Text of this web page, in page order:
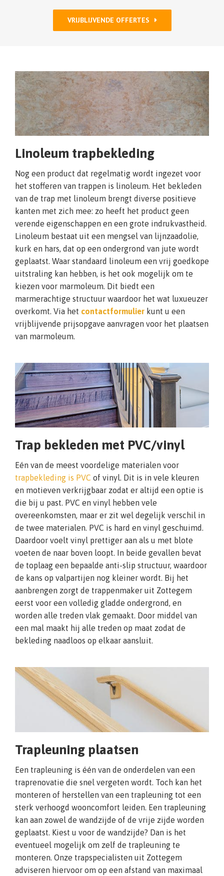
VRIJBLIJVENDE OFFERTES
Linoleum trapbekleding
Nog een product dat regelmatig wordt ingezet voor
het stofferen van trappen is linoleum. Het bekleden
van de trap met linoleum brengt diverse positieve
kanten met zich mee: zo heeft het product geen
verende eigenschappen en een grote indrukvastheid.
Linoleum bestaat uit een mengsel van lijnzaadolie,
kurk en hars, dat op een ondergrond van jute wordt
geplaatst. Waar standaard linoleum een vrij goedkope
uitstraling kan hebben, is het ook mogelijk om te
kiezen voor marmoleum. Dit biedt een
marmerachtige structuur waardoor het wat luxueuzer
overkomt. Via het contactformulier kunt u een
vrijblijvende prijsopgave aanvragen voor het plaatsen
van marmoleum.
Trap bekleden met PVC/vinyl
Eén van de meest voordelige materialen voor
trapbekleding is PVC of vinyl. Dit is in vele kleuren
en motieven verkrijgbaar zodat er altijd een optie is
die bij u past. PVC en vinyl hebben vele
overeenkomsten, maar er zit wel degelijk verschil in
de twee materialen. PVC is hard en vinyl geschuimd.
Daardoor voelt vinyl prettiger aan als u met blote
voeten de naar boven loopt. In beide gevallen bevat
de toplaag een bepaalde anti-slip structuur, waardoor
de kans op valpartijen nog kleiner wordt. Bij het
aanbrengen zorgt de trappenmaker uit Zottegem
eerst voor een volledig gladde ondergrond, en
worden alle treden vlak gemaakt. Door middel van
een mal maakt hij alle treden op maat zodat de
bekleding naadloos op elkaar aansluit.
Trapleuning plaatsen
Een trapleuning is één van de onderdelen van een
traprenovatie die snel vergeten wordt. Toch kan het
monteren of herstellen van een trapleuning tot een
sterk verhoogd wooncomfort leiden. Een trapleuning
kan aan zowel de wandzijde of de vrije zijde worden
geplaatst. Kiest u voor de wandzijde? Dan is het
eventueel mogelijk om zelf de trapleuning te
monteren. Onze trapspecialisten uit Zottegem
adviseren hiervoor om op een afstand van maximaal